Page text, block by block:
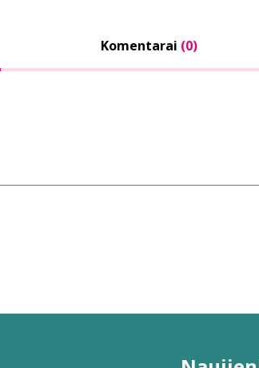
Komentarai (0)